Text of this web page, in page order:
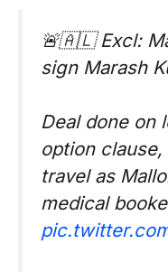
🚨🇦🇱 Excl:
sign Marash
Deal done on
option
travel as
medical